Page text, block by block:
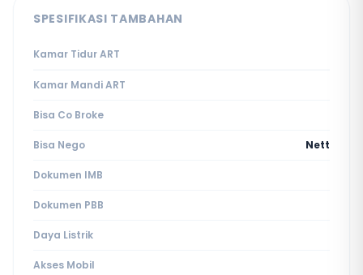
SPESIFIKASI TAMBAHAN
Kamar Tidur ART
Kamar Mandi ART
Bisa Co Broke
Bisa Nego Nett
Dokumen IMB
Dokumen PBB
Daya Listrik
Akses Mobil